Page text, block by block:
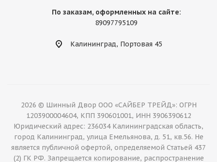
По заказам, оформленных на сайте:
89097795109
Калининград, Портовая 45
2026 © Шинный Двор ООО «САЙБЕР ТРЕЙД»: ОГРН
1203900004604, КПП 390601001, ИНН 3906390612
Юридический адрес: 236034 Калининградская область,
город Калининград, улица Емельянова, д. 51, кв.56. Не
является публичной офертой, определяемой Статьей 437
(2) ГК РФ. Запрещается копирование, распространение